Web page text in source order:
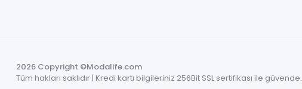
2026 Copyright ©Modalife.com
Tüm hakları saklıdır | Kredi kartı bilgileriniz 256Bit SSL sertifikası ile güvende.